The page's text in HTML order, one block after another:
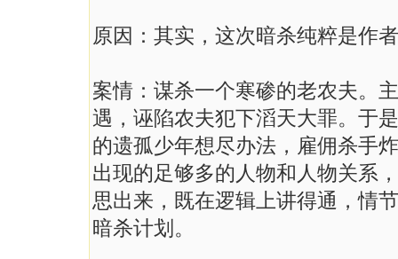
原因：其实，这次暗杀纯粹是作
案情：谋杀一个寒碜的老农夫。
遇，诬陷农夫犯下滔天大罪。于
的遗孤少年想尽办法，雇佣杀手
出现的足够多的人物和人物关系
思出来，既在逻辑上讲得通，情
暗杀计划。